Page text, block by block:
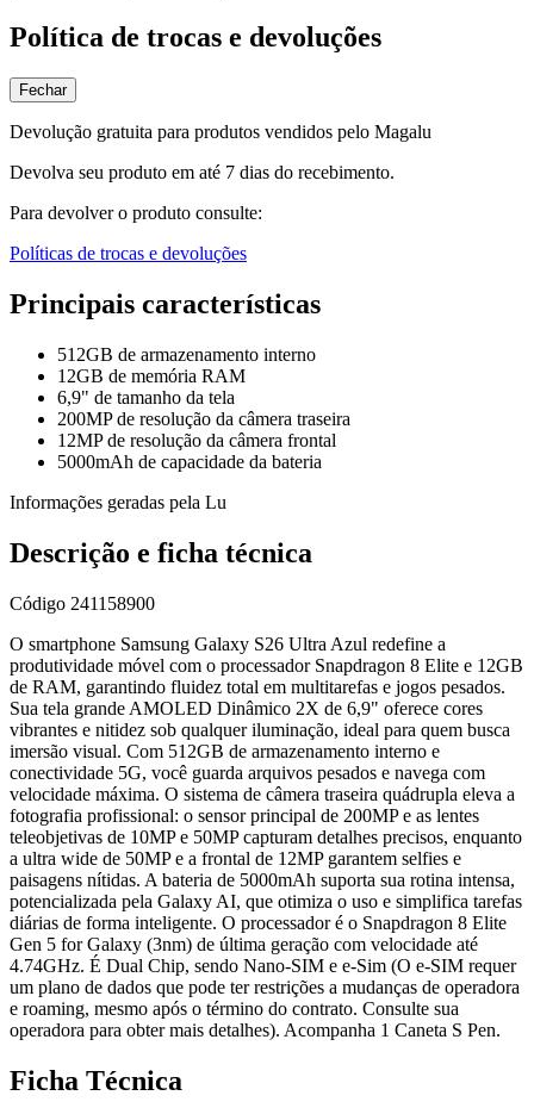
Política de trocas e devoluções
Fechar
Devolução gratuita para produtos vendidos pelo Magalu
Devolva seu produto em até 7 dias do recebimento.
Para devolver o produto consulte:
Políticas de trocas e devoluções
Principais características
512GB de armazenamento interno
12GB de memória RAM
6,9" de tamanho da tela
200MP de resolução da câmera traseira
12MP de resolução da câmera frontal
5000mAh de capacidade da bateria
Informações geradas pela Lu
Descrição e ficha técnica
Código 241158900
O smartphone Samsung Galaxy S26 Ultra Azul redefine a
produtividade móvel com o processador Snapdragon 8 Elite e 12GB
de RAM, garantindo fluidez total em multitarefas e jogos pesados.
Sua tela grande AMOLED Dinâmico 2X de 6,9" oferece cores
vibrantes e nitidez sob qualquer iluminação, ideal para quem busca
imersão visual. Com 512GB de armazenamento interno e
conectividade 5G, você guarda arquivos pesados e navega com
velocidade máxima. O sistema de câmera traseira quádrupla eleva a
fotografia profissional: o sensor principal de 200MP e as lentes
teleobjetivas de 10MP e 50MP capturam detalhes precisos, enquanto
a ultra wide de 50MP e a frontal de 12MP garantem selfies e
paisagens nítidas. A bateria de 5000mAh suporta sua rotina intensa,
potencializada pela Galaxy AI, que otimiza o uso e simplifica tarefas
diárias de forma inteligente. O processador é o Snapdragon 8 Elite
Gen 5 for Galaxy (3nm) de última geração com velocidade até
4.74GHz. É Dual Chip, sendo Nano-SIM e e-Sim (O e-SIM requer
um plano de dados que pode ter restrições a mudanças de operadora
e roaming, mesmo após o término do contrato. Consulte sua
operadora para obter mais detalhes). Acompanha 1 Caneta S Pen.
Ficha Técnica